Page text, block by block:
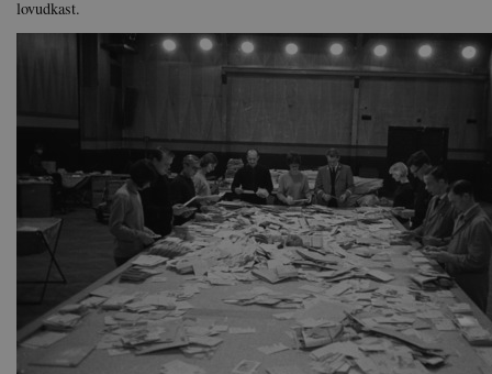
lovudkast.
Key-Pair-Id
_gid
Google
h5pcomsession
CloudFront-
Signature
.h5p.com
vuid
CloudFront-
Region
.h5p.com
CloudFront-
Policy
_ga_7J1SYH77RJ
YSC